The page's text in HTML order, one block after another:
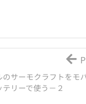
のサーモクラフトをモ
リーで使う－２